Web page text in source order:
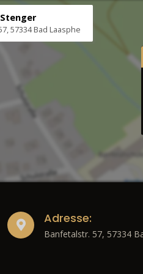
57334 Bad Laasphe
Adresse:
Banfetalstr. 57, 57334